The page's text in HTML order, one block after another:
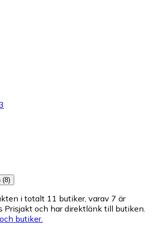
(8)
i totalt 11 butiker, varav 7 är
Prisjakt och har direktlänk till butiken.
butiker.